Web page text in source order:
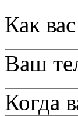
Как
Ваш
Когда